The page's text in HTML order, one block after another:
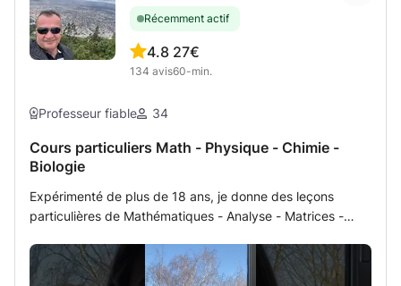
la poursuite de ses études.
Récemment actif
4.8
134 avis
27€
60-min.
Professeur fiable 34
Cours particuliers Math - Physique - Chimie -
Biologie
Expérimenté de plus de 18 ans, je donne des leçons
particulières de Mathématiques - Analyse - Matrices -
Biologie et Géologie aux élèves de programme français
(aefe) de Terminales, Bac, 1ère, Seconde, Brevet ou